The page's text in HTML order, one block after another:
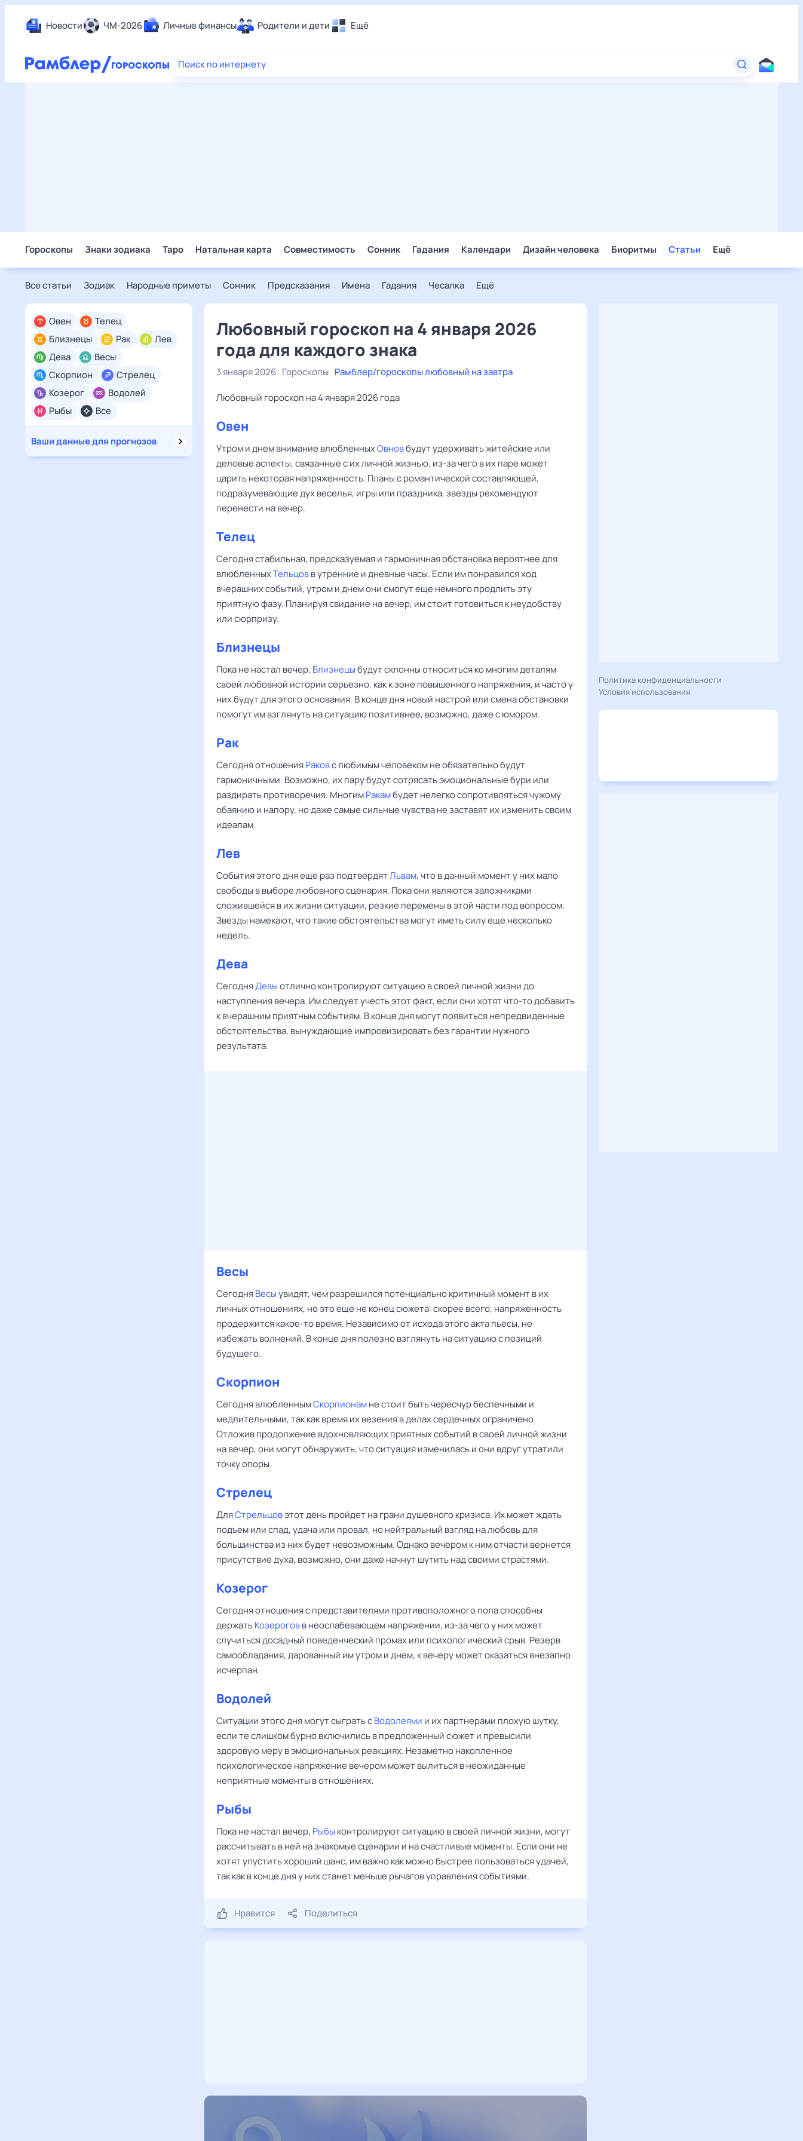
Новости ЧМ-2026 Личные финансы Родители и дети Ещё
Еда
Поиск по интернету
Гороскопы Знаки зодиака Таро Натальная карта Совместимость Сонник Гадания Календари Дизайн человека Биоритмы Статьи Ещё
Все статьи Зодиак Народные приметы Сонник Предсказания Имена Гадания Чесалка Ещё
Все
Овен
Телец
Близнецы
Рак
Лев
Дева
Весы
Скорпион
Стрелец
Козерог
Водолей
Рыбы
Ваши данные для прогнозов
Любовный гороскоп на 4 января 2026
года для каждого знака
3 января 2026 Гороскопы Рамблер/гороскопы любовный на завтра
Любовный гороскоп на 4 января 2026 года
Овен
Утром и днем внимание влюбленныхОвновбудут удерживать житейские или
деловые аспекты, связанные с их личной жизнью, из-за чего в их паре может
царить некоторая напряженность. Планы с романтической составляющей,
подразумевающие дух веселья, игры или праздника, звезды рекомендуют
перенести на вечер.
Телец
Сегодня стабильная, предсказуемая и гармоничная обстановка вероятнее для
влюбленныхТельцовв утренние и дневные часы. Если им понравился ход
вчерашних событий, утром и днем они смогут еще немного продлить эту
приятную фазу. Планируя свидание на вечер, им стоит готовиться к неудобству
или сюрпризу.
Близнецы
Пока не настал вечер, Близнецыбудут склонны относиться ко многим деталям
своей любовной истории серьезно, как к зоне повышенного напряжения, и часто у
них будут для этого основания. В конце дня новый настрой или смена обстановки
помогут им взглянуть на ситуацию позитивнее, возможно, даже с юмором.
Рак
Сегодня отношенияРаковс любимым человеком не обязательно будут
гармоничными. Возможно, их пару будут сотрясать эмоциональные бури или
раздирать противоречия. МногимРакамбудет нелегко сопротивляться чужому
обаянию и напору, но даже самые сильные чувства не заставят их изменить своим
идеалам.
Лев
События этого дня еще раз подтвердятЛьвам, что в данный момент у них мало
свободы в выборе любовного сценария. Пока они являются заложниками
сложившейся в их жизни ситуации, резкие перемены в этой части под вопросом.
Звезды намекают, что такие обстоятельства могут иметь силу еще несколько
недель.
Дева
СегодняДевыотлично контролируют ситуацию в своей личной жизни до
наступления вечера. Им следует учесть этот факт, если они хотят что-то добавить
к вчерашним приятным событиям. В конце дня могут появиться непредвиденные
обстоятельства, вынуждающие импровизировать без гарантии нужного
результата.
Весы
СегодняВесыувидят, чем разрешился потенциально критичный момент в их
личных отношениях, но это еще не конец сюжета: скорее всего, напряженность
продержится какое-то время. Независимо от исхода этого акта пьесы, не
избежать волнений. В конце дня полезно взглянуть на ситуацию с позиций
будущего.
Скорпион
Сегодня влюбленнымСкорпионамне стоит быть чересчур беспечными и
медлительными, так как время их везения в делах сердечных ограничено.
Отложив продолжение вдохновляющих приятных событий в своей личной жизни
на вечер, они могут обнаружить, что ситуация изменилась и они вдруг утратили
точку опоры.
Стрелец
ДляСтрельцовэтот день пройдет на грани душевного кризиса. Их может ждать
подъем или спад, удача или провал, но нейтральный взгляд на любовь для
большинства из них будет невозможным. Однако вечером к ним отчасти вернется
присутствие духа, возможно, они даже начнут шутить над своими страстями.
Козерог
Сегодня отношения с представителями противоположного пола способны
держатьКозероговв неослабевающем напряжении, из-за чего у них может
случиться досадный поведенческий промах или психологический срыв. Резерв
самообладания, дарованный им утром и днем, к вечеру может оказаться внезапно
исчерпан.
Водолей
Ситуации этого дня могут сыграть сВодолеями и их партнерами плохую шутку,
если те слишком бурно включились в предложенный сюжет и превысили
здоровую меру в эмоциональных реакциях. Незаметно накопленное
психологическое напряжение вечером может вылиться в неожиданные
неприятные моменты в отношениях.
Рыбы
Пока не настал вечер, Рыбы контролируют ситуацию в своей личной жизни, могут
рассчитывать в ней на знакомые сценарии и на счастливые моменты. Если они не
хотят упустить хороший шанс, им важно как можно быстрее пользоваться удачей,
так как в конце дня у них станет меньше рычагов управления событиями.
Нравится Поделиться
Политика конфиденциальности
Условия использования